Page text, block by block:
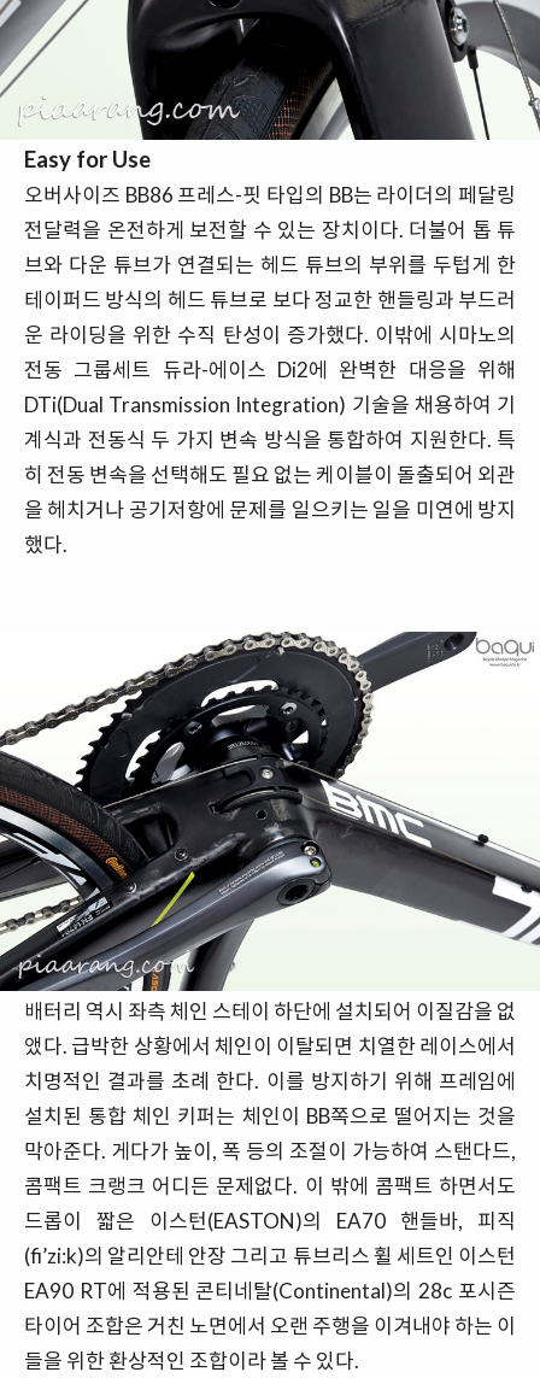
Easy for Use
오버사이즈 BB86 프레스-핏 타입의 BB는 라이더의 페달링
전달력을 온전하게 보전할 수 있는 장치이다. 더불어 톱 튜
브와 다운 튜브가 연결되는 헤드 튜브의 부위를 두텁게 한
테이퍼드 방식의 헤드 튜브로 보다 정교한 핸들링과 부드러
운 라이딩을 위한 수직 탄성이 증가했다. 이밖에 시마노의
전동 그룹세트 듀라-에이스 Di2에 완벽한 대응을 위해
DTi(Dual Transmission Integration) 기술을 채용하여 기
계식과 전동식 두 가지 변속 방식을 통합하여 지원한다. 특
히 전동 변속을 선택해도 필요 없는 케이블이 돌출되어 외관
을 헤치거나 공기저항에 문제를 일으키는 일을 미연에 방지
했다.
배터리 역시 좌측 체인 스테이 하단에 설치되어 이질감을 없
앴다. 급박한 상황에서 체인이 이탈되면 치열한 레이스에서
치명적인 결과를 초례 한다. 이를 방지하기 위해 프레임에
설치된 통합 체인 키퍼는 체인이 BB쪽으로 떨어지는 것을
막아준다. 게다가 높이, 폭 등의 조절이 가능하여 스탠다드,
콤팩트 크랭크 어디든 문제없다. 이 밖에 콤팩트 하면서도
드롭이 짧은 이스턴(EASTON)의 EA70 핸들바, 피직
(fi’zi:k)의 알리안테 안장 그리고 튜브리스 휠 세트인 이스턴
EA90 RT에 적용된 콘티네탈(Continental)의 28c 포시즌
타이어 조합은 거친 노면에서 오랜 주행을 이겨내야 하는 이
들을 위한 환상적인 조합이라 볼 수 있다.